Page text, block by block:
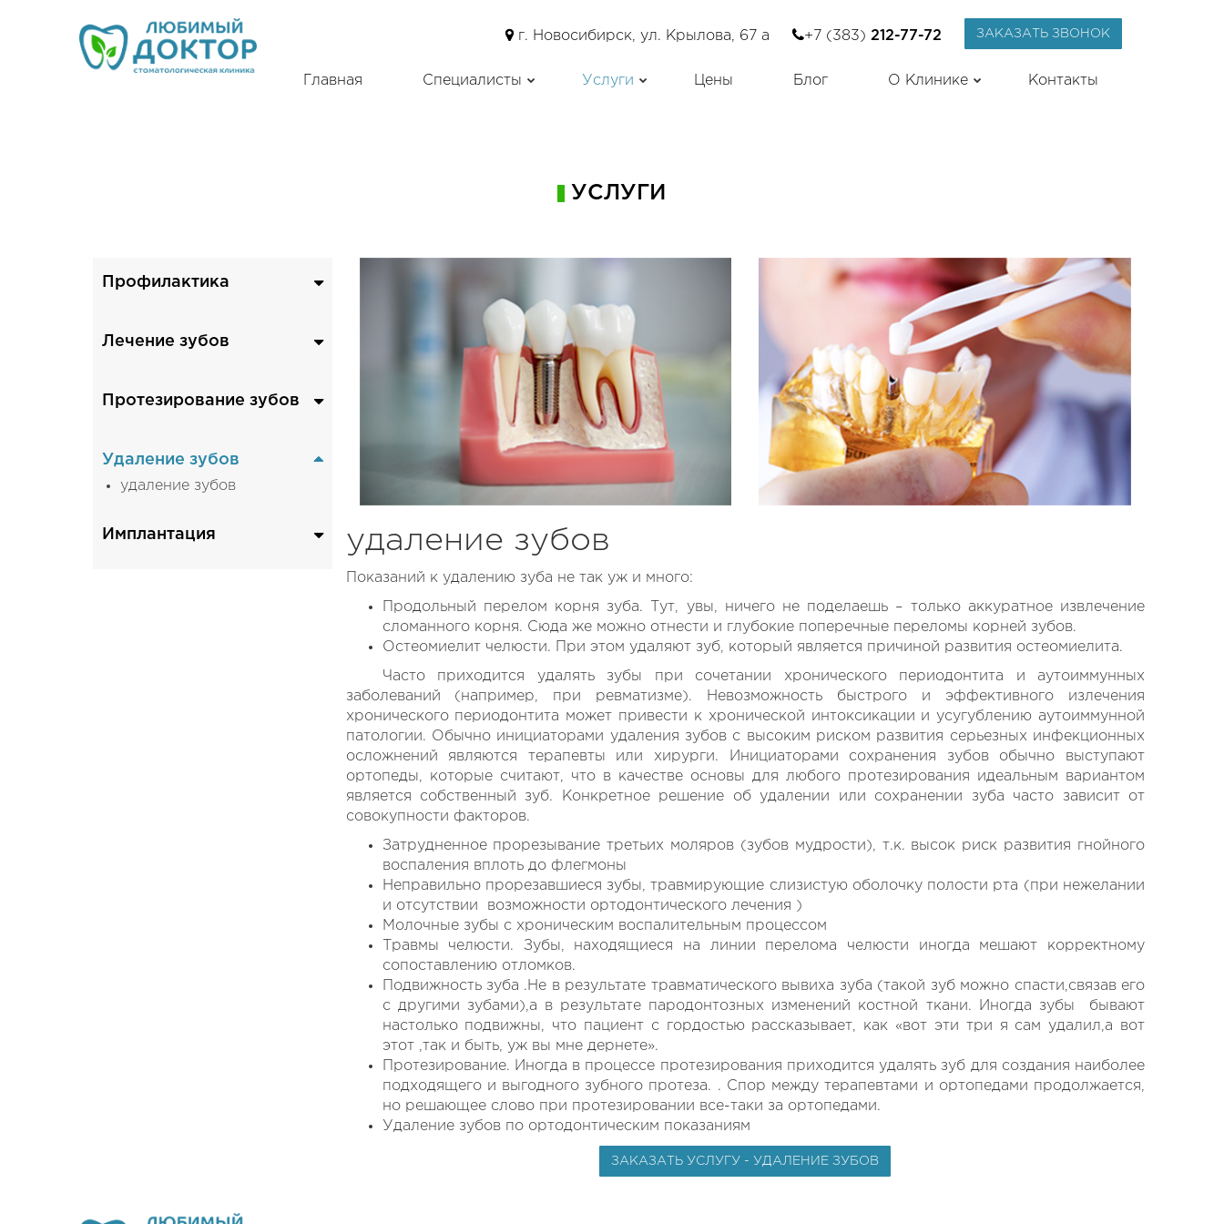
ЗАКАЗАТЬ ЗВОНОК
+7 (383) 212-77-72
г. Новосибирск, ул. Крылова, 67 а
Главная Специалисты Услуги
Удаление зубов
Цены Блог О Клинике Контакты
УСЛУГИ
Профилактика
фторирование
Лечение зубов
лечение пульпита
Протезирование зубов
Съемные протезы
Удаление зубов
удаление зубов
Имплантация удаление зубов
Показаний к удалению зуба не так уж и много:
Продольный перелом корня зуба. Тут, увы, ничего не поделаешь – только аккуратное извлечение
сломанного корня. Сюда же можно отнести и глубокие поперечные переломы корней зубов.
Остеомиелит челюсти. При этом удаляют зуб, который является причиной развития остеомиелита.
Часто приходится удалять зубы при сочетании хронического периодонтита и аутоиммунных
заболеваний (например, при ревматизме). Невозможность быстрого и эффективного излечения
хронического периодонтита может привести к хронической интоксикации и усугублению аутоиммунной
патологии. Обычно инициаторами удаления зубов с высоким риском развития серьезных инфекционных
осложнений являются терапевты или хирурги. Инициаторами сохранения зубов обычно выступают
ортопеды, которые считают, что в качестве основы для любого протезирования идеальным вариантом
является собственный зуб. Конкретное решение об удалении или сохранении зуба часто зависит от
совокупности факторов.
Затрудненное прорезывание третьих моляров (зубов мудрости), т.к. высок риск развития гнойного
воспаления вплоть до флегмоны
Неправильно прорезавшиеся зубы, травмирующие слизистую оболочку полости рта (при нежелании
и отсутствии возможности ортодонтического лечения )
Молочные зубы с хроническим воспалительным процессом
Травмы челюсти. Зубы, находящиеся на линии перелома челюсти иногда мешают корректному
сопоставлению отломков.
Подвижность зуба .Не в результате травматического вывиха зуба (такой зуб можно спасти,связав его
с другими зубами),а в результате пародонтозных изменений костной ткани. Иногда зубы бывают
настолько подвижны, что пациент с гордостью рассказывает, как «вот эти три я сам удалил,а вот
этот ,так и быть, уж вы мне дернете».
Протезирование. Иногда в процессе протезирования приходится удалять зуб для создания наиболее
подходящего и выгодного зубного протеза. . Спор между терапевтами и ортопедами продолжается,
но решающее слово при протезировании все-таки за ортопедами.
Удаление зубов по ортодонтическим показаниям
ЗАКАЗАТЬ УСЛУГУ - УДАЛЕНИЕ ЗУБОВ